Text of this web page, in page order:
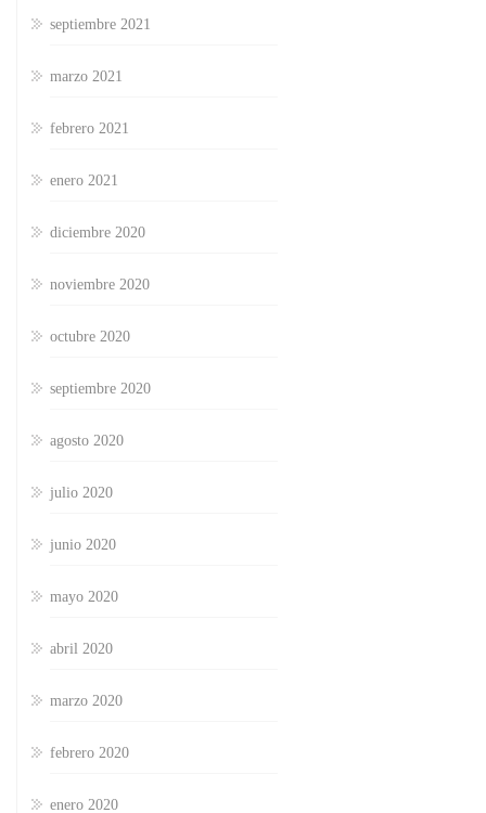
septiembre 2021
marzo 2021
febrero 2021
enero 2021
diciembre 2020
noviembre 2020
octubre 2020
septiembre 2020
agosto 2020
julio 2020
junio 2020
mayo 2020
abril 2020
marzo 2020
febrero 2020
enero 2020